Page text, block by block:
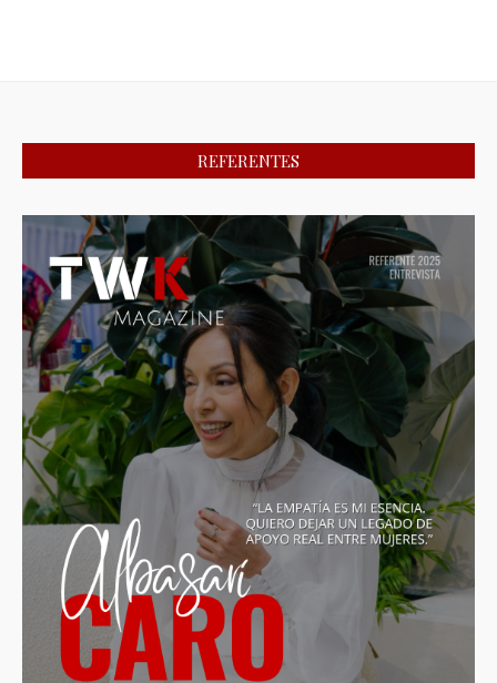
REFERENTES